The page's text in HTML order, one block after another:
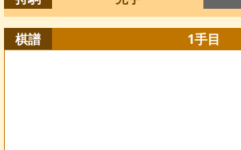
棋譜 1手目